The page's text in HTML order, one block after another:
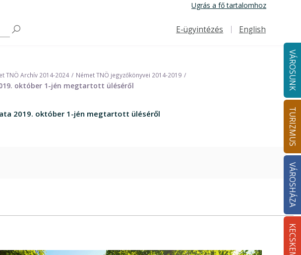
Ugrás a fő tartalomhoz
Felső navigáció
E-ügyintézés English
VÁROSUNK
TURIZMUS
VÁROSHÁZA
TNÖ Archív 2014-2024 Német TNÖ jegyzőkönyvei 2014-2019
október 1-jén megtartott üléséről
2019. október 1-jén megtartott üléséről